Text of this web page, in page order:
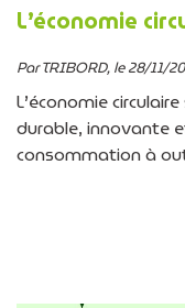
L’économie
Par TRIBORD, le 28/11/
L’économie
durable, innovante
consommation à